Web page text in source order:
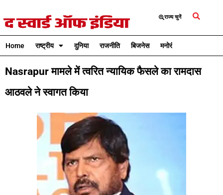
राज्य चुनें
Home राष्ट्रीय दुनिया राजनीति बिजनेस मनोरंजन
Nasrapur मामले में त्वरित न्यायिक फैसले का रामदास
आठवले ने स्वागत किया